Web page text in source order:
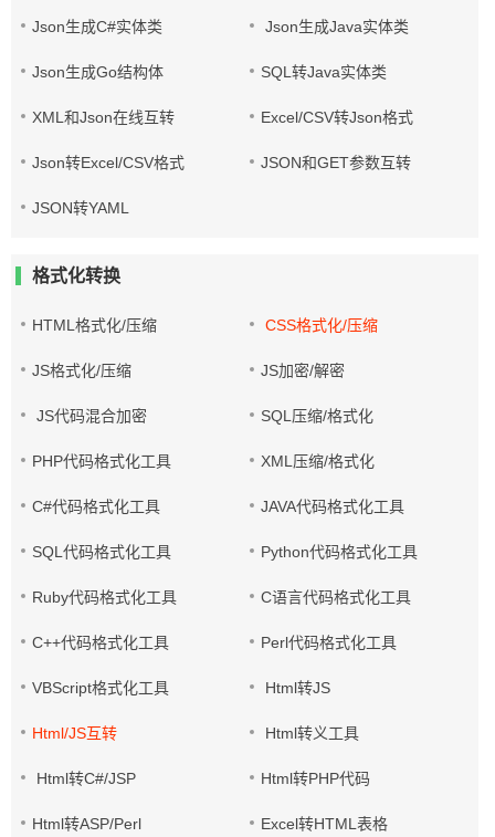
Json生成C#实体类 Json生成Java实体类
Json生成Go结构体 SQL转Java实体类
XML和Json在线互转 Excel/CSV转Json格式
Json转Excel/CSV格式 JSON和GET参数互转
JSON转YAML
格式化转换
HTML格式化/压缩 CSS格式化/压缩
JS格式化/压缩 JS加密/解密
JS代码混合加密 SQL压缩/格式化
PHP代码格式化工具 XML压缩/格式化
C#代码格式化工具 JAVA代码格式化工具
SQL代码格式化工具 Python代码格式化工具
Ruby代码格式化工具 C语言代码格式化工具
C++代码格式化工具 Perl代码格式化工具
VBScript格式化工具 Html转JS
Html/JS互转 Html转义工具
Html转C#/JSP Html转PHP代码
Html转ASP/Perl Excel转HTML表格